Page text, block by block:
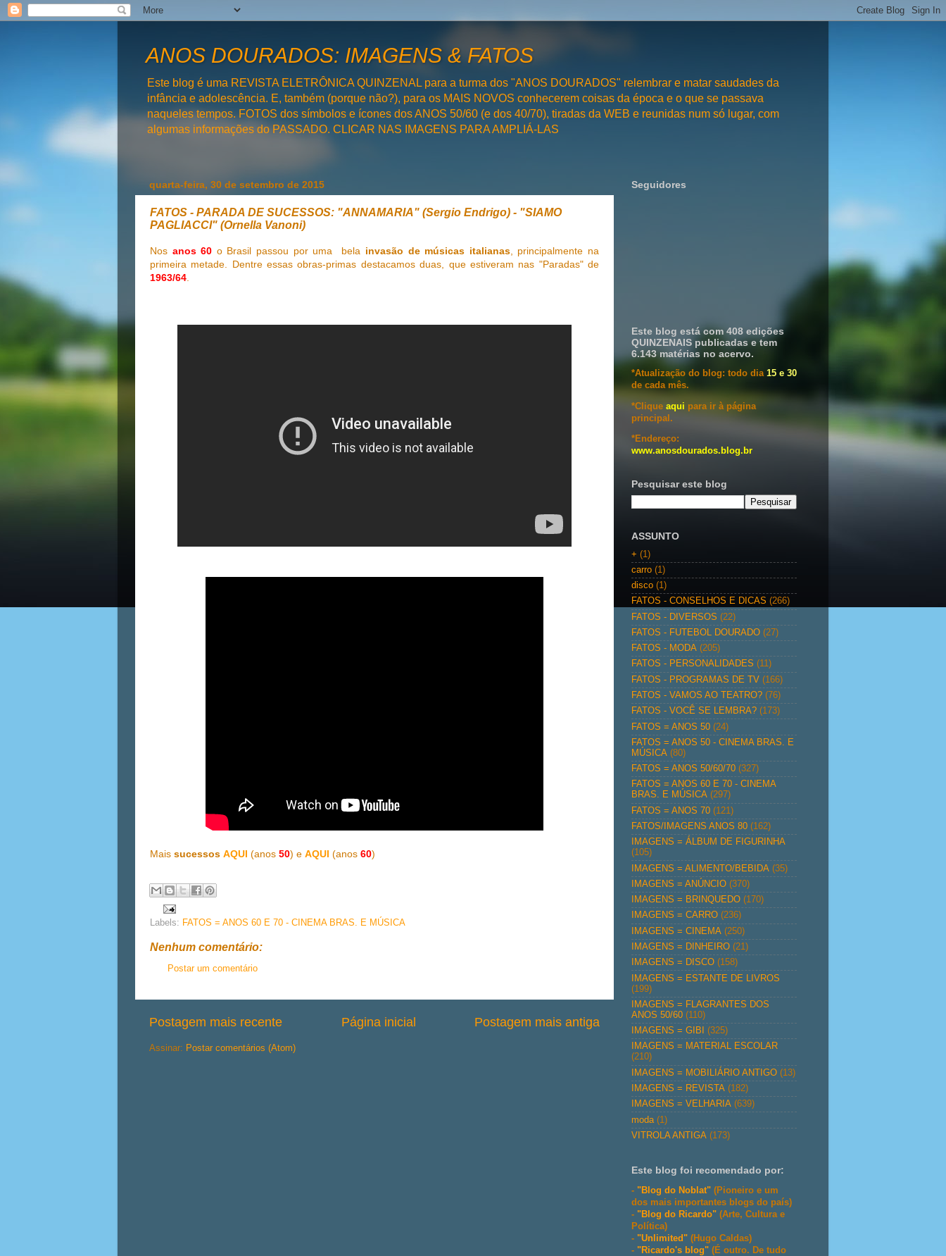
ANOS DOURADOS: IMAGENS & FATOS
Este blog é uma REVISTA ELETRÔNICA QUINZENAL para a turma dos "ANOS DOURADOS" relembrar e matar saudades da
infância e adolescência. E, também (porque não?), para os MAIS NOVOS conhecerem coisas da época e o que se passava
naqueles tempos. FOTOS dos símbolos e ícones dos ANOS 50/60 (e dos 40/70), tiradas da WEB e reunidas num só lugar, com
algumas informações do PASSADO. CLICAR NAS IMAGENS PARA AMPLIÁ-LAS
quarta-feira, 30 de setembro de 2015
FATOS - PARADA DE SUCESSOS: "ANNAMARIA" (Sergio Endrigo) - "SIAMO
PAGLIACCI" (Ornella Vanoni)
Nos anos 60 o Brasil passou por uma bela invasão de músicas italianas, principalmente na
primeira metade. Dentre essas obras-primas destacamos duas, que estiveram nas "Paradas" de
1963/64.
Mais sucessos AQUI (anos 50) e AQUI (anos 60)
Labels: FATOS = ANOS 60 E 70 - CINEMA BRAS. E MÚSICA
Nenhum comentário:
Postar um comentário
Postagem mais recente Postagem mais antiga
Página inicial
Assinar: Postar comentários (Atom)
Seguidores
Este blog está com 408 edições
QUINZENAIS publicadas e tem
6.143 matérias no acervo.
*Atualização do blog: todo dia 15 e 30
de cada mês.
*Clique aqui para ir à página
principal.
*Endereço:
www.anosdourados.blog.br
Pesquisar este blog
ASSUNTO
+ (1)
carro (1)
disco (1)
FATOS - CONSELHOS E DICAS (266)
FATOS - DIVERSOS (22)
FATOS - FUTEBOL DOURADO (27)
FATOS - MODA (205)
FATOS - PERSONALIDADES (11)
FATOS - PROGRAMAS DE TV (166)
FATOS - VAMOS AO TEATRO? (76)
FATOS - VOCÊ SE LEMBRA? (173)
FATOS = ANOS 50 (24)
FATOS = ANOS 50 - CINEMA BRAS. E
MÚSICA (80)
FATOS = ANOS 50/60/70 (327)
FATOS = ANOS 60 E 70 - CINEMA
BRAS. E MÚSICA (297)
FATOS = ANOS 70 (121)
FATOS/IMAGENS ANOS 80 (162)
IMAGENS = ÁLBUM DE FIGURINHA
(105)
IMAGENS = ALIMENTO/BEBIDA (35)
IMAGENS = ANÚNCIO (370)
IMAGENS = BRINQUEDO (170)
IMAGENS = CARRO (236)
IMAGENS = CINEMA (250)
IMAGENS = DINHEIRO (21)
IMAGENS = DISCO (158)
IMAGENS = ESTANTE DE LIVROS
(199)
IMAGENS = FLAGRANTES DOS
ANOS 50/60 (110)
IMAGENS = GIBI
(325)
IMAGENS = MATERIAL ESCOLAR
(210)
IMAGENS = MOBILIÁRIO ANTIGO (13)
IMAGENS = REVISTA (182)
IMAGENS = VELHARIA (639)
moda (1)
VITROLA ANTIGA (173)
Este blog foi recomendado por:
- "Blog do Noblat" (Pioneiro e um
dos mais importantes blogs do país)
- "Blog do Ricardo" (Arte, Cultura e
Política)
- "Unlimited" (Hugo Caldas)
- "Ricardo's blog" (É outro. De tudo